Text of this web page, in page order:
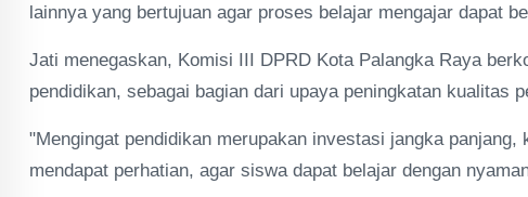
lainnya yang bertujuan agar proses belajar mengajar dapat
Jati menegaskan, Komisi III DPRD Kota Palangka Raya
pendidikan, sebagai bagian dari upaya peningkatan kualitas
"Mengingat pendidikan merupakan investasi jangka
mendapat perhatian, agar siswa dapat belajar dengan